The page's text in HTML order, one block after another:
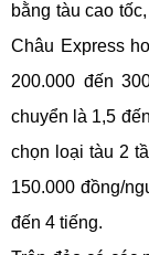
bằng tàu cao
Châu Express
200.000 đến
chuyển là 1,5
chọn loại tàu 2
150.000 đồng/
đến 4 tiếng.